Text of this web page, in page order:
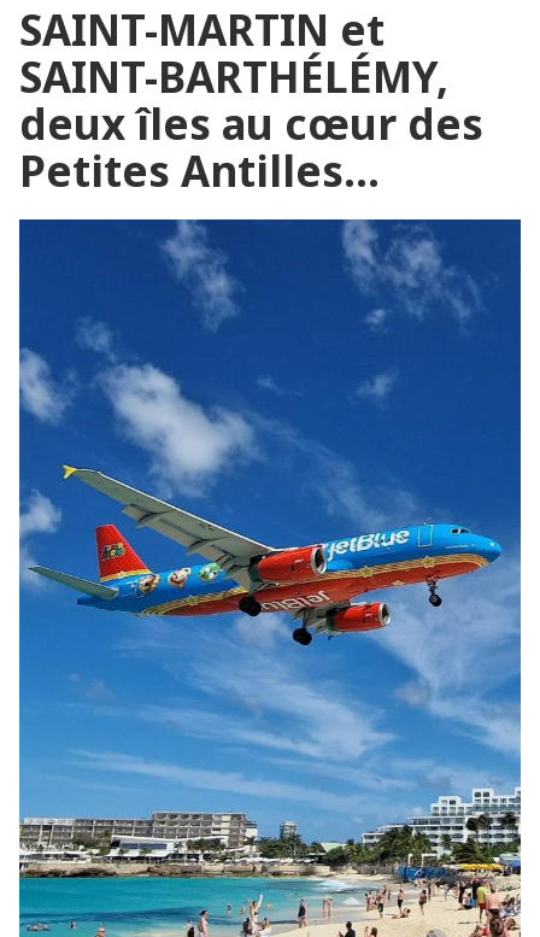
SAINT-MARTIN et
SAINT-BARTHÉLÉMY,
deux îles au cœur des
Petites Antilles…